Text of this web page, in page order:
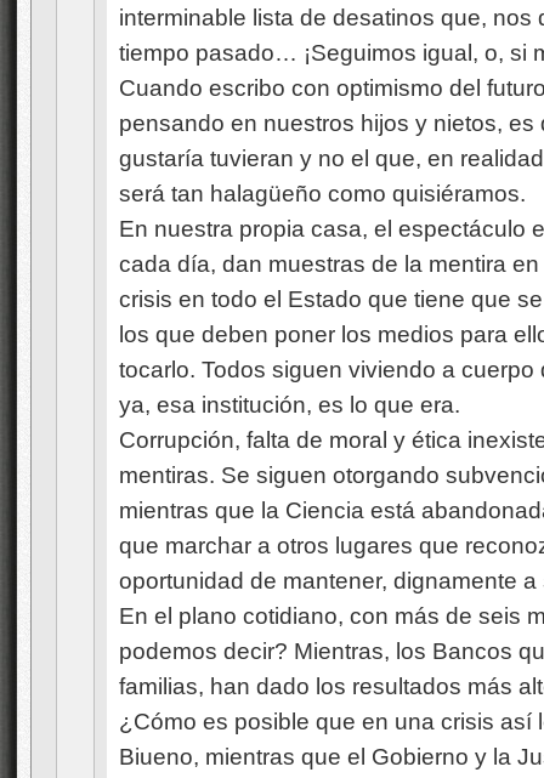
interminable lista de desatinos que, nos
tiempo pasado… ¡Seguimos igual, o, si
Cuando escribo con optimismo del
pensando en nuestros hijos y nietos, es
gustaría tuvieran y no el que, en
será tan halagüeño como quisiéramos.
En nuestra propia casa, el espectáculo
cada día, dan muestras de la mentira
crisis en todo el Estado que tiene que
los que deben poner los medios para
tocarlo. Todos siguen viviendo a
ya, esa institución, es lo que era.
Corrupción, falta de moral y ética
mentiras. Se siguen otorgando
mientras que la Ciencia está
que marchar a otros lugares que
oportunidad de mantener, dignamente a
En el plano cotidiano, con más de seis
podemos decir? Mientras, los Bancos
familias, han dado los resultados más
¿Cómo es posible que en una crisis así
Biueno, mientras que el Gobierno y la